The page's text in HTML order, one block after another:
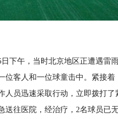
下午，当时北京地区正遭遇雷
位客人和一位球童击中。紧接着
人员迅速采取行动，立即拨打了
往医院，经治疗，2名球员已无